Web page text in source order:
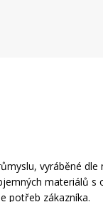
vyráběné dle
materiálů s
potřeb zákazníka.